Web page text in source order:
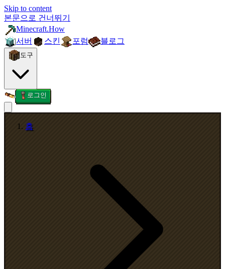
Skip to content
본문으로 건너뛰기
Minecraft.How
서버
스킨 포럼 블로그
도구
로그인
홈